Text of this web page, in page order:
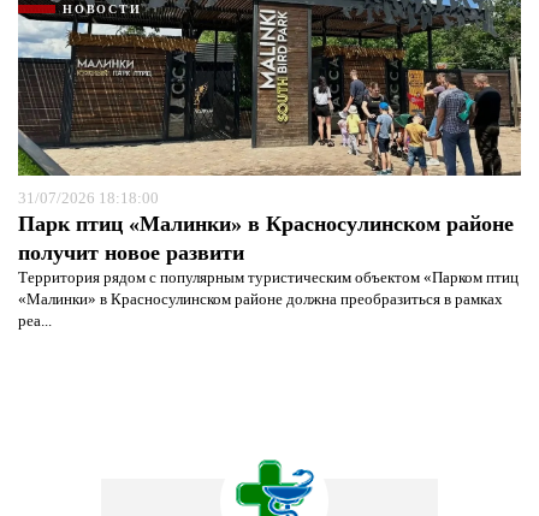
НОВОСТИ
31/07/2026 18:18:00
Парк птиц «Малинки» в Красносулинском районе
получит новое развити
Территория рядом с популярным туристическим объектом «Парком птиц
«Малинки» в Красносулинском районе должна преобразиться в рамках
реа...